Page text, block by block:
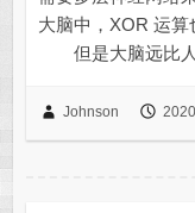
大脑中，XOR 运算
但是大脑远比
Johnson